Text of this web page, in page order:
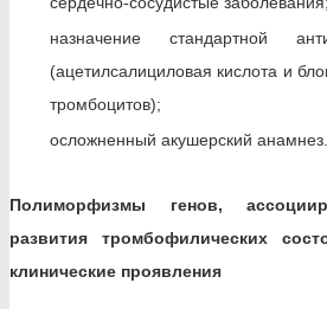
назначение стандартной
(ацетилсалициловая кислота и
тромбоцитов);
осложненный акушерский анамнез.
Полиморфизмы генов,
развития тромбофилических
клинические проявления